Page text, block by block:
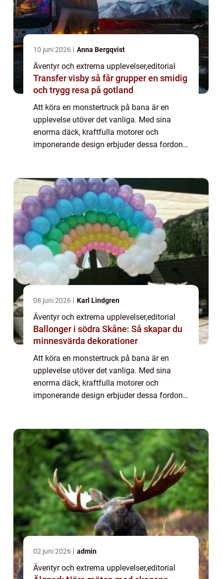
10 juni 2026 Anna Bergqvist
Äventyr och extrema upplevelser,editorial
Transfer visby så får grupper en smidig
och trygg resa på gotland
Att köra en monstertruck på bana är en
upplevelse utöver det vanliga. Med sina
enorma däck, kraftfulla motorer och
imponerande design erbjuder dessa fordon
08 juni 2026 Karl Lindgren
Äventyr och extrema upplevelser,editorial
Ballonger i södra Skåne: Så skapar du
minnesvärda dekorationer
Att köra en monstertruck på bana är en
upplevelse utöver det vanliga. Med sina
enorma däck, kraftfulla motorer och
imponerande design erbjuder dessa fordon
02 juni 2026 admin
Äventyr och extrema upplevelser,editorial